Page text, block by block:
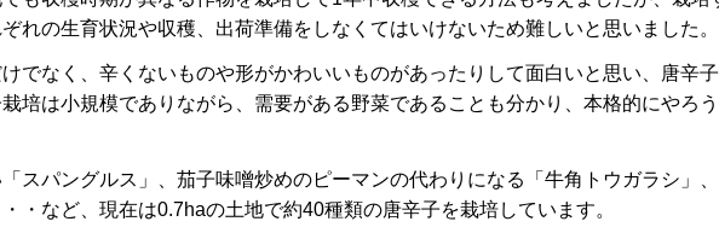
れの生育状況や収穫、出荷準備をしなくてはいけないため難しいと思いました。
でなく、辛くないものや形がかわいいものがあったりして面白いと思い、唐辛
培は小規模でありながら、需要がある野菜であることも分かり、本格的にやろ
スパングルス」、茄子味噌炒めのピーマンの代わりになる「牛角トウガラシ」
・など、現在は0.7haの土地で約40種類の唐辛子を栽培しています。